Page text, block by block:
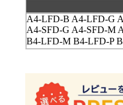
A4-LFD-B A4-LFD-G
A4-SFD-G A4-SFD-M
B4-LFD-M B4-LFD-P